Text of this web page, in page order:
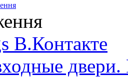
В.Контакте
двери.